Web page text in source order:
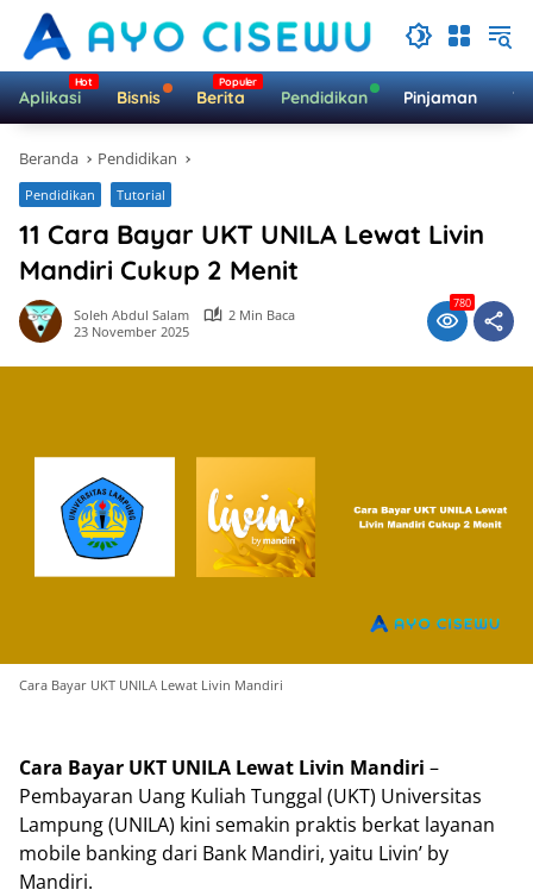
Langsung
konten
Aplikasi Bisnis Berita Pendidikan Pinjaman
Beranda Pendidikan
Pendidikan Tutorial
11 Cara Bayar UKT UNILA Lewat Livin
Mandiri Cukup 2 Menit
Soleh Abdul Salam
2 Min Baca
23 November 2025
780
Cara Bayar UKT UNILA Lewat Livin Mandiri
Cara Bayar UKT UNILA Lewat Livin Mandiri –
Pembayaran Uang Kuliah Tunggal (UKT) Universitas
Lampung (UNILA) kini semakin praktis berkat layanan
mobile banking dari Bank Mandiri, yaitu Livin’ by
Mandiri.